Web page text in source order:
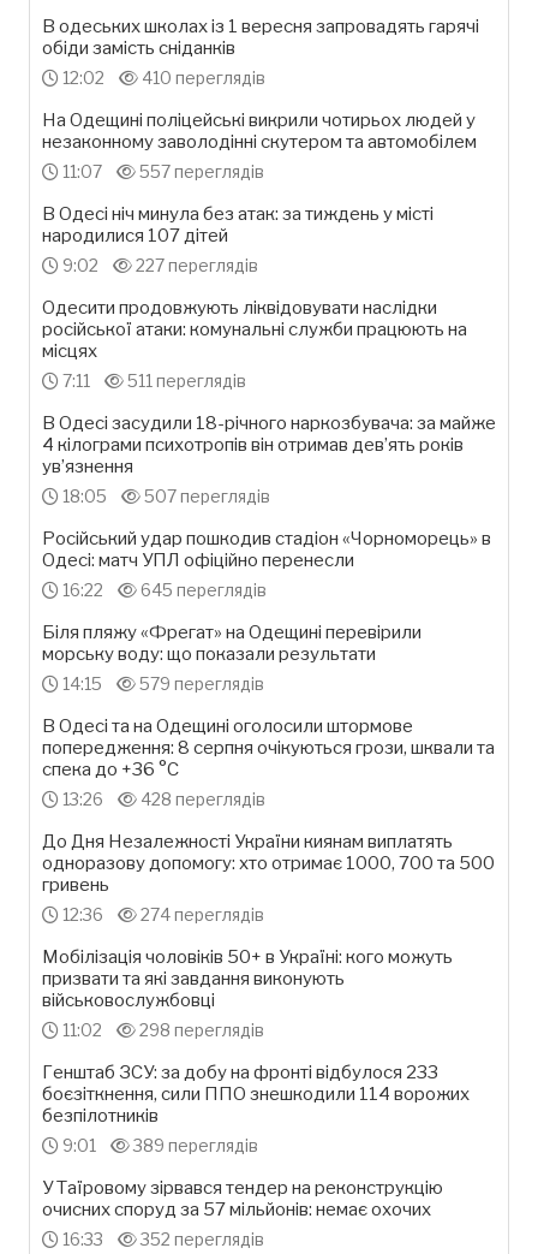
В одеських школах із 1 вересня запровадять гарячі
обіди замість сніданків
12:02 410 переглядів
На Одещині поліцейські викрили чотирьох людей у
незаконному заволодінні скутером та автомобілем
11:07 557 переглядів
В Одесі ніч минула без атак: за тиждень у місті
народилися 107 дітей
9:02 227 переглядів
Одесити продовжують ліквідовувати наслідки
російської атаки: комунальні служби працюють на
місцях
7:11 511 переглядів
В Одесі засудили 18-річного наркозбувача: за майже
4 кілограми психотропів він отримав дев’ять років
ув’язнення
18:05 507 переглядів
Російський удар пошкодив стадіон «Чорноморець» в
Одесі: матч УПЛ офіційно перенесли
16:22 645 переглядів
Біля пляжу «Фрегат» на Одещині перевірили
морську воду: що показали результати
14:15 579 переглядів
В Одесі та на Одещині оголосили штормове
попередження: 8 серпня очікуються грози, шквали та
спека до +36 °С
13:26 428 переглядів
До Дня Незалежності України киянам виплатять
одноразову допомогу: хто отримає 1000, 700 та 500
гривень
12:36 274 переглядів
Мобілізація чоловіків 50+ в Україні: кого можуть
призвати та які завдання виконують
військовослужбовці
11:02 298 переглядів
Генштаб ЗСУ: за добу на фронті відбулося 233
боєзіткнення, сили ППО знешкодили 114 ворожих
безпілотників
9:01 389 переглядів
У Таїровому зірвався тендер на реконструкцію
очисних споруд за 57 мільйонів: немає охочих
16:33 352 переглядів